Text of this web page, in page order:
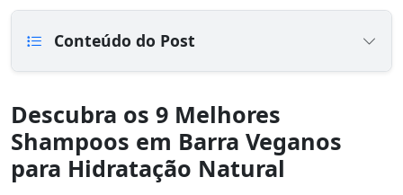
Conteúdo do Post
Descubra os 9 Melhores
Shampoos em Barra Veganos
para Hidratação Natural